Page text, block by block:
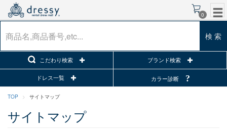
0
検 索
こだわり検索 ブランド検索
ドレス一覧 カラー診断
TOP サイトマップ
サイトマップ